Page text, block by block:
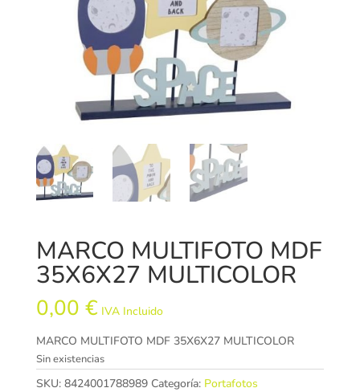
MARCO MULTIFOTO MDF
35X6X27 MULTICOLOR
0,00 € IVA Incluido
MARCO MULTIFOTO MDF 35X6X27 MULTICOLOR
Sin existencias
SKU: 8424001788989 Categoría: Portafotos